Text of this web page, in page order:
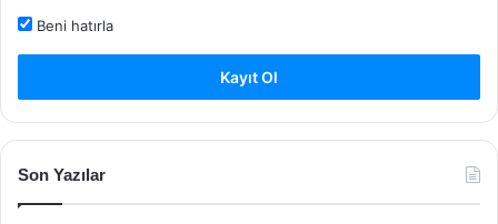
Beni hatırla
Kayıt Ol
Son Yazılar